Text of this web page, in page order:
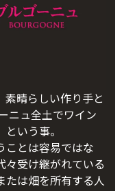
晴らしい作り手と
ニュ全土でワイン
いう事。
ことは容易ではな
々受け継がれている
たは畑を所有する人